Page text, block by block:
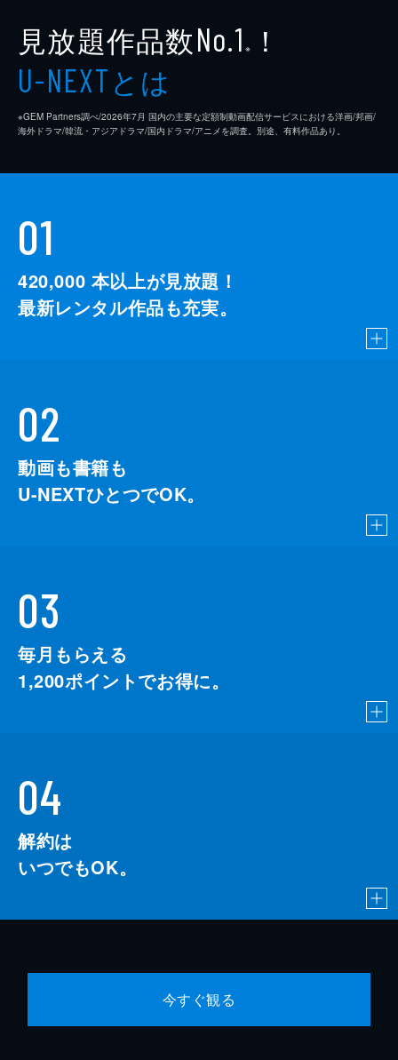
見放題作品数No.1 ※ ！
U-NEXTとは
※GEM Partners調べ/2026年7⽉ 国内の主要な定額制動画配信サービスにおける洋画/邦画/
海外ドラマ/韓流・アジアドラマ/国内ドラマ/アニメを調査。別途、有料作品あり。
01
420,000 本以上が見放題！
最新レンタル作品も充実。
02
動画も書籍も
U-NEXTひとつでOK。
03
毎月もらえる
1,200ポイントでお得に。
04
解約は
いつでもOK。
今すぐ観る